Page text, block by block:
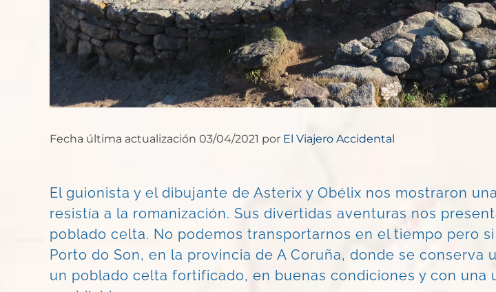
Fecha última actualización 03/04/2021 por El Viajero Accidental
El guionista y el dibujante de Asterix y Obélix nos mostraron
resistía a la romanización. Sus divertidas aventuras nos
poblado celta. No podemos transportarnos en el tiempo pero
Porto do Son, en la provincia de A Coruña, donde se conserva
un poblado celta fortificado, en buenas condiciones y con una